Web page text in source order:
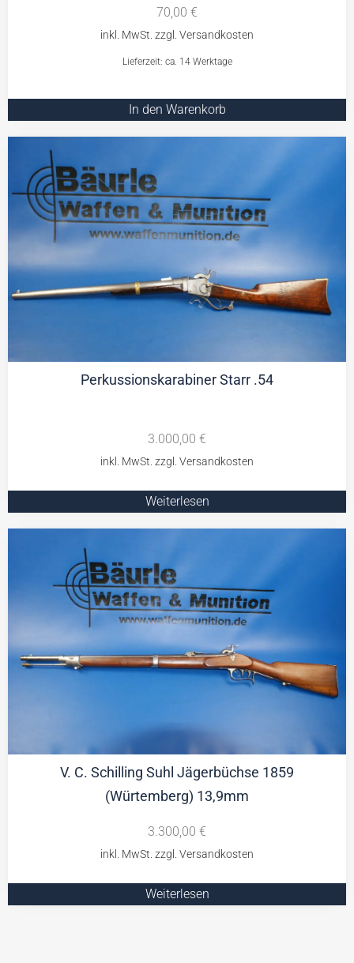
70,00 €
Lieferzeit: ca. 14 Werktage
In den Warenkorb
Perkussionskarabiner Starr .54
3.000,00 €
Weiterlesen
V. C. Schilling Suhl Jägerbüchse 1859
(Würtemberg) 13,9mm
3.300,00 €
Weiterlesen